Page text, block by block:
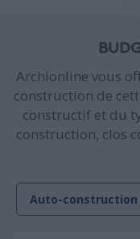
Archionline vous
construction de
constructif et du
construction, clos
Auto-construction